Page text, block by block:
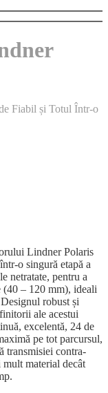
Fiabil și Totul Într-o
Lindner Polaris
o singură etapă a
netratate, pentru a
– 120 mm), ideali
robust și
ale acestui
excelentă, 24 de
pe tot parcursul,
transmisiei contra-
material decât